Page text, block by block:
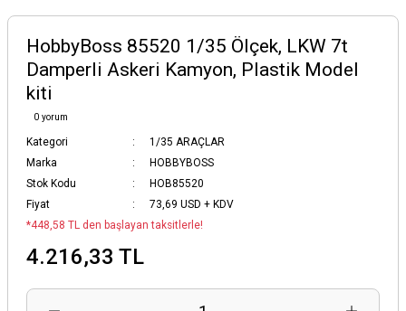
HobbyBoss 85520 1/35 Ölçek, LKW 7t
Damperli Askeri Kamyon, Plastik Model
kiti
0 yorum
Kategori
1/35 ARAÇLAR
Marka
HOBBYBOSS
Stok Kodu
HOB85520
Fiyat
73,69 USD + KDV
*448,58 TL den başlayan taksitlerle!
4.216,33 TL